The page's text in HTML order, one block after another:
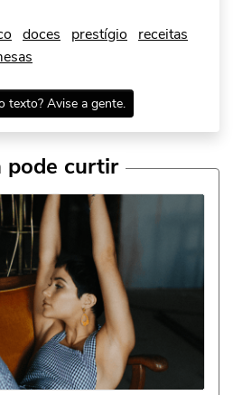
doces prestígio
receitas
texto? Avise a gente.
pode curtir